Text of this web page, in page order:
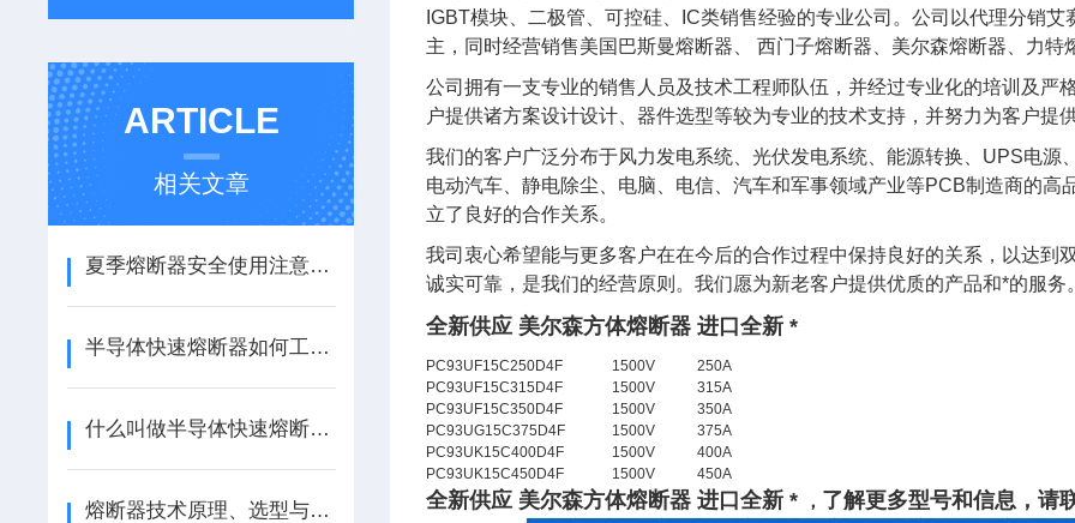
ARTICLE
相关文章
夏季熔断器安全使用注意事项
半导体快速熔断器如何工作？
什么叫做半导体快速熔断器？
熔断器技术原理、选型与新能源应用探析
IGBT模块、二极管、可控硅、IC类销售经验的专业公司。公司以代理分销
主，同时经营销售美国巴斯曼熔断器、 西门子熔断器、美尔森熔断器、力特
公司拥有一支专业的销售人员及技术工程师队伍，并经过专业化的培训及严
户提供诸方案设计设计、器件选型等较为专业的技术支持，并努力为客户提
我们的客户广泛分布于风力发电系统、光伏发电系统、能源转换、UPS电
电动汽车、静电除尘、电脑、电信、汽车和军事领域产业等PCB制造商的
立了良好的合作关系。
我司衷心希望能与更多客户在在今后的合作过程中保持良好的关系，以达到
诚实可靠，是我们的经营原则。我们愿为新老客户提供优质的产品和*的服务
全新供应 美尔森方体熔断器 进口全新 *
PC93UF15C250D4F 1500V
250A
PC93UF15C315D4F
1500V
315A
PC93UF15C350D4F
1500V
350A
PC93UG15C375D4F
1500V
375A
PC93UK15C400D4F
1500V
400A
PC93UK15C450D4F
1500V 450A
全新供应 美尔森方体熔断器 进口全新 * ， 了解更多型号和信息，请